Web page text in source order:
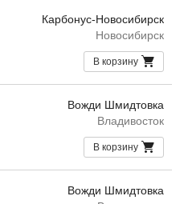
Карбонус-Новосибирск
Новосибирск
В корзину
Вожди Шмидтовка
Владивосток
В корзину
Вожди Шмидтовка